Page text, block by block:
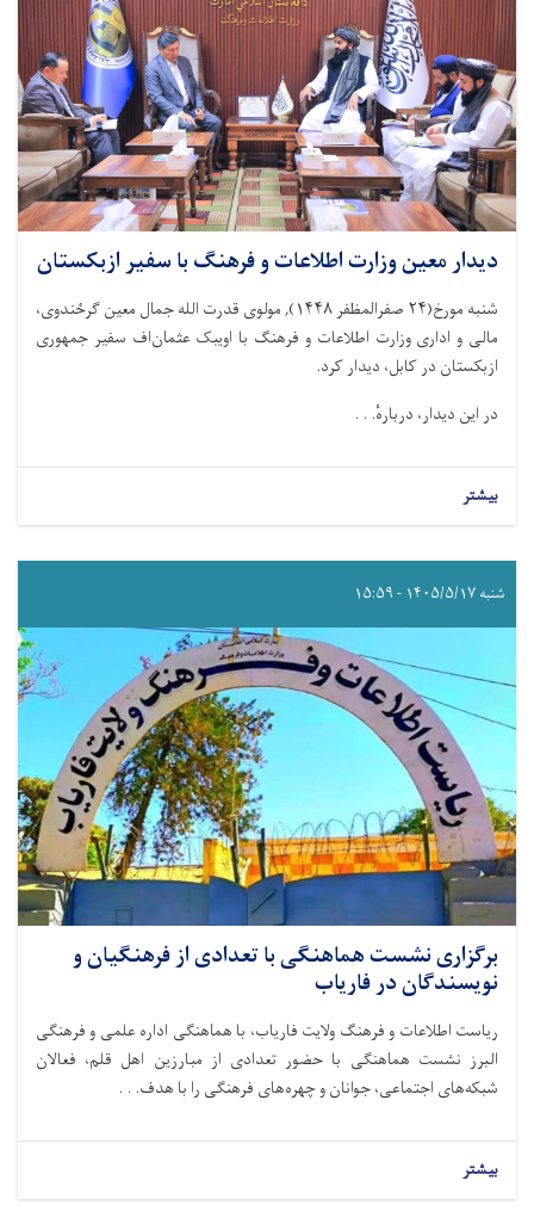
دیدار معین وزارت اطلاعات و فرهنگ با سفیر ازبکستان
شنبه مورخ(۲۴ صفرالمظفر ۱۴۴۸), مولوی قدرت الله جمال معین گرځندوی،
مالی و اداری وزارت اطلاعات و فرهنگ با اویبک عثمان‌اف سفیر جمهوری
ازبکستان در کابل، دیدار کرد.
در این دیدار، دربارهٔ. . .
بیشتر
شنبه ۱۴۰۵/۵/۱۷ - ۱۵:۵۹
برگزاری نشست هماهنگی با تعدادی از فرهنگیان و
نویسندگان در فاریاب
ریاست اطلاعات و فرهنگ ولایت فاریاب، با هماهنگی اداره علمی و فرهنگی
البرز نشست هماهنگی با حضور تعدادی از مبارزین اهل قلم، فعالان
شبکه‌های اجتماعی، جوانان و چهره‌های فرهنگی را با هدف. . .
بیشتر